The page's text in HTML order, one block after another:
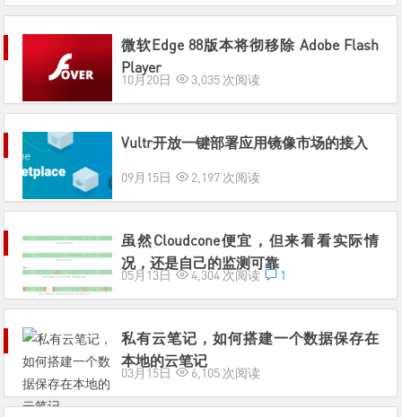
微软Edge 88版本将彻移除 Adobe Flash
Player
10月20日 3,035 次阅读
Vultr开放一键部署应用镜像市场的接入
09月15日 2,197 次阅读
虽然Cloudcone便宜，但来看看实际情
况，还是自己的监测可靠
05月13日 4,304 次阅读 1
私有云笔记，如何搭建一个数据保存在
本地的云笔记
03月15日 6,105 次阅读